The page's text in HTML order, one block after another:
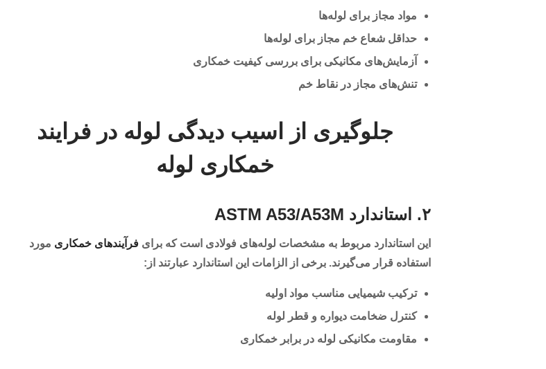
مواد مجاز برای لوله‌ها
حداقل شعاع خم مجاز برای لوله‌ها
آزمایش‌های مکانیکی برای بررسی کیفیت خمکاری
تنش‌های مجاز در نقاط خم
جلوگیری از اسیب دیدگی لوله در فرایند
خمکاری لوله
۲. استاندارد ASTM A53/A53M
این استاندارد مربوط به مشخصات لوله‌های فولادی است که برای فرآیندهای خمکاری مورد
استفاده قرار می‌گیرند. برخی از الزامات این استاندارد عبارتند از:
ترکیب شیمیایی مناسب مواد اولیه
کنترل ضخامت دیواره و قطر لوله
مقاومت مکانیکی لوله در برابر خمکاری